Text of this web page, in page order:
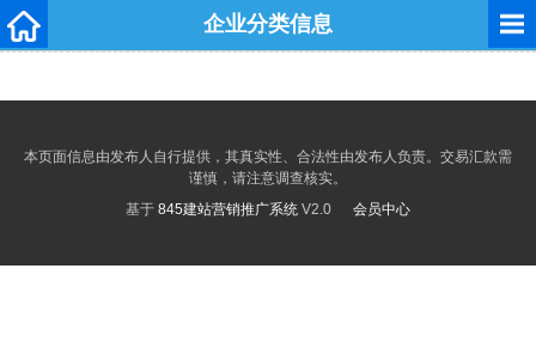
企业分类信息
本页面信息由发布人自行提供，其真实性、合法性由发布人负责。交易汇款需
谨慎，请注意调查核实。
基于 845建站营销推广系统 V2.0 会员中心